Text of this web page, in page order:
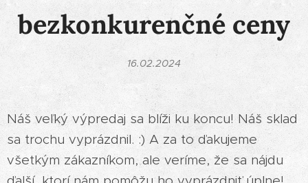
bezkonkurenčné ceny
16.02.2024
Náš veľký výpredaj sa blíži ku koncu! Náš sklad
sa trochu vyprázdnil. :) A za to ďakujeme
všetkým zákazníkom, ale veríme, že sa nájdu